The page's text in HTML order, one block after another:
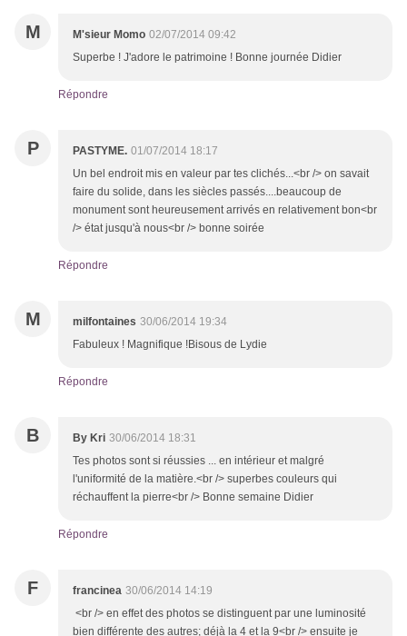
M M'sieur Momo 02/07/2014 09:42
Superbe ! J'adore le patrimoine ! Bonne journée Didier
Répondre
P PASTYME. 01/07/2014 18:17
Un bel endroit mis en valeur par tes clichés...<br /> on savait
faire du solide, dans les siècles passés....beaucoup de
monument sont heureusement arrivés en relativement bon<br
/> état jusqu'à nous<br /> bonne soirée
Répondre
M milfontaines 30/06/2014 19:34
Fabuleux ! Magnifique !Bisous de Lydie
Répondre
B By Kri 30/06/2014 18:31
Tes photos sont si réussies ... en intérieur et malgré
l'uniformité de la matière.<br /> superbes couleurs qui
réchauffent la pierre<br /> Bonne semaine Didier
Répondre
F francinea 30/06/2014 14:19
<br /> en effet des photos se distinguent par une luminosité
bien différente des autres; déjà la 4 et la 9<br /> ensuite je